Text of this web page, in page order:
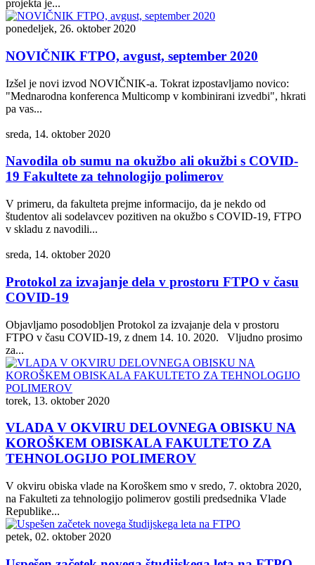
projekta je...
ponedeljek, 26. oktober 2020
NOVIČNIK FTPO, avgust, september 2020
Izšel je novi izvod NOVIČNIK-a. Tokrat izpostavljamo novico:
"Mednarodna konferenca Multicomp v kombinirani izvedbi", hkrati
pa vas...
sreda, 14. oktober 2020
Navodila ob sumu na okužbo ali okužbi s COVID-
19 Fakultete za tehnologijo polimerov
V primeru, da fakulteta prejme informacijo, da je nekdo od
študentov ali sodelavcev pozitiven na okužbo s COVID-19, FTPO
v skladu z navodili...
sreda, 14. oktober 2020
Protokol za izvajanje dela v prostoru FTPO v času
COVID-19
Objavljamo posodobljen Protokol za izvajanje dela v prostoru
FTPO v času COVID-19, z dnem 14. 10. 2020. Vljudno prosimo
za...
torek, 13. oktober 2020
VLADA V OKVIRU DELOVNEGA OBISKU NA
KOROŠKEM OBISKALA FAKULTETO ZA
TEHNOLOGIJO POLIMEROV
V okviru obiska vlade na Koroškem smo v sredo, 7. oktobra 2020,
na Fakulteti za tehnologijo polimerov gostili predsednika Vlade
Republike...
petek, 02. oktober 2020